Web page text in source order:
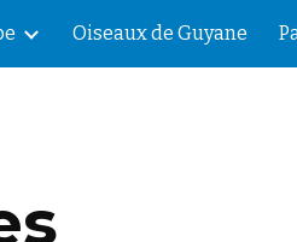
navigationOiseaux de Guyane